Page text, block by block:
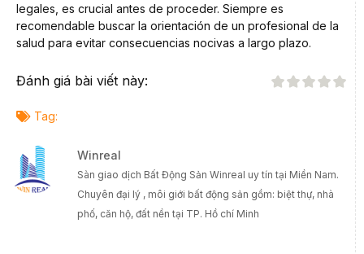
legales, es crucial antes de proceder. Siempre es
recomendable buscar la orientación de un profesional de la
salud para evitar consecuencias nocivas a largo plazo.
Đánh giá bài viết này:
Tag:
Winreal
Sàn giao dịch Bất Động Sản Winreal uy tín tại Miền Nam.
Chuyên đại lý , môi giới bất động sản gồm: biệt thự, nhà
phố, căn hộ, đất nền tại TP. Hồ chí Minh